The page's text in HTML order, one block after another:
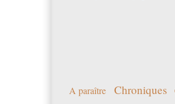
A paraître Chroniques